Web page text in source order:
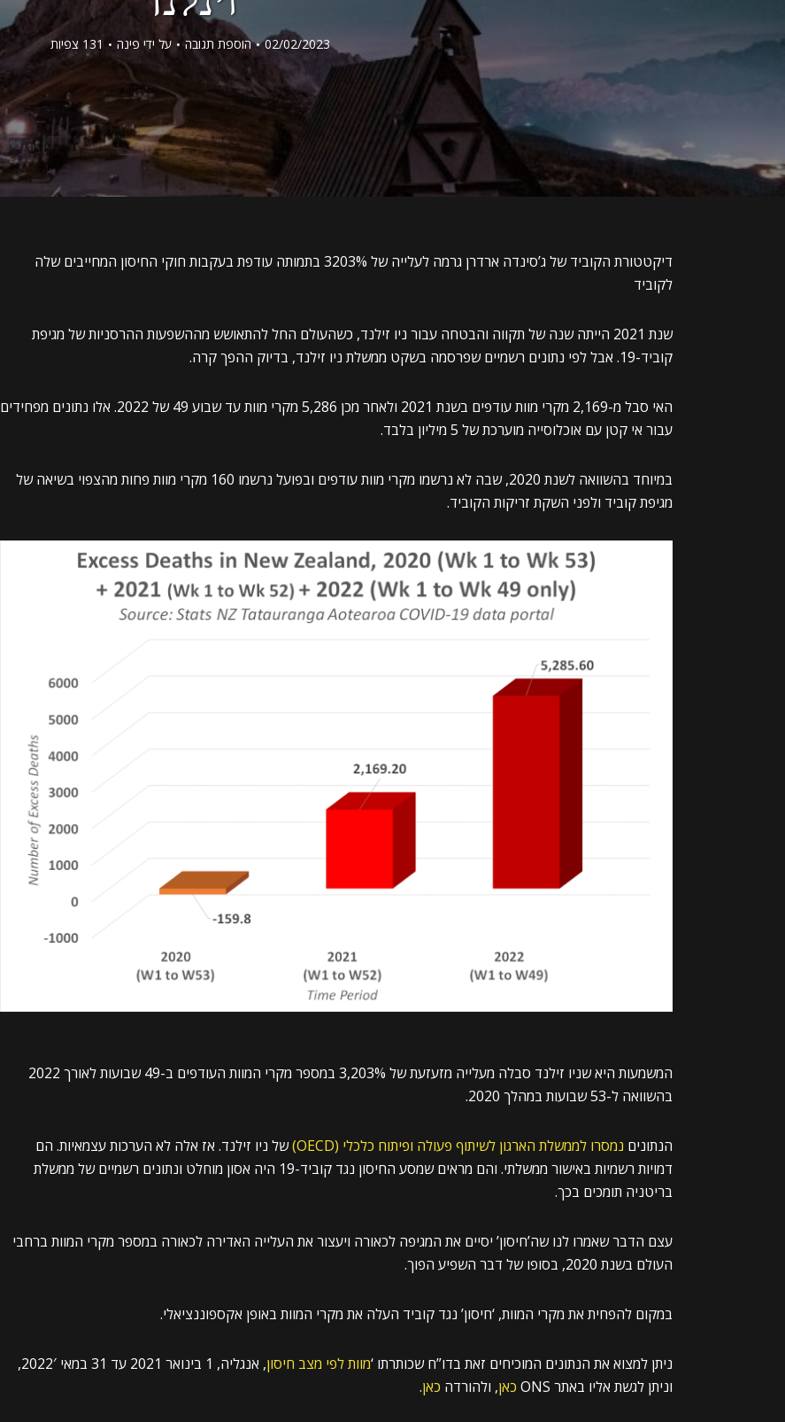
02/02/2023 הוספת תגובה על ידי פינה 131 צפיות
דיקטטורת הקוביד של ג’סינדה ארדרן גרמה לעלייה של 3203% בתמותה עודפת בעקבות חוקי החיסון המחייבים שלה
לקוביד
שנת 2021 הייתה שנה של תקווה והבטחה עבור ניו זילנד, כשהעולם החל להתאושש מההשפעות ההרסניות של מגיפת
קוביד-19. אבל לפי נתונים רשמיים שפרסמה בשקט ממשלת ניו זילנד, בדיוק ההפך קרה.
האי סבל מ-2,169 מקרי מוות עודפים בשנת 2021 ולאחר מכן 5,286 מקרי מוות עד שבוע 49 של 2022. אלו נתונים מפחידים
עבור אי קטן עם אוכלוסייה מוערכת של 5 מיליון בלבד.
במיוחד בהשוואה לשנת 2020, שבה לא נרשמו מקרי מוות עודפים ובפועל נרשמו 160 מקרי מוות פחות מהצפוי בשיאה של
מגיפת קוביד ולפני השקת זריקות הקוביד.
המשמעות היא שניו זילנד סבלה מעלייה מזעזעת של 3,203% במספר מקרי המוות העודפים ב-49 שבועות לאורך 2022
בהשוואה ל-53 שבועות במהלך 2020.
הנתונים נמסרו לממשלת הארגון לשיתוף פעולה ופיתוח כלכלי (OECD)
של ניו זילנד. אז אלה לא הערכות עצמאיות. הם
דמויות רשמיות באישור ממשלתי. והם מראים שמסע החיסון נגד קוביד-19 היה אסון מוחלט ונתונים רשמיים של ממשלת
בריטניה תומכים בכך.
עצם הדבר שאמרו לנו שה’חיסון’ יסיים את המגיפה לכאורה ויעצור את העלייה האדירה לכאורה במספר מקרי המוות ברחבי
העולם בשנת 2020, בסופו של דבר השפיע הפוך.
במקום להפחית את מקרי המוות, ‘חיסון’ נגד קוביד העלה את מקרי המוות באופן אקספוננציאלי.
ניתן למצוא את הנתונים המוכיחים זאת בדו”ח שכותרתו ‘מוות לפי מצב חיסון
, אנגליה, 1 בינואר 2021 עד 31 במאי 2022′,
וניתן לגשת אליו באתר ONS
כאן, ולהורדה כאן.